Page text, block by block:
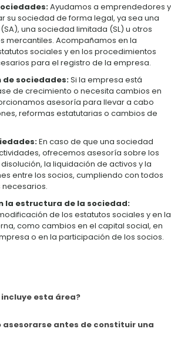
Ayudamos a emprendedores y
su sociedad de forma legal, ya sea una
una sociedad limitada (SL) u otros
mercantiles. Acompañamos en la
sociales y en los procedimientos
para el registro de la empresa.
sociedades:Si la empresa está
de crecimiento o necesita cambios en
asesoría para llevar a cabo
reformas estatutarias o cambios de
En caso de que una sociedad
ofrecemos asesoría sobre los
la liquidación de activos y la
entre los socios, cumpliendo con todos
la estructura de la sociedad:
de los estatutos sociales y en la
como cambios en el capital social, en
o en la participación de los socios.
incluye esta área?
asesorarse antes de constituir una